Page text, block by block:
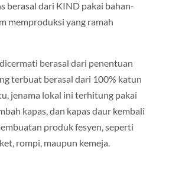
berasal dari KIND pakai bahan-
memproduksi yang ramah
berasal dari penentuan
terbuat berasal dari 100% katun
jenama lokal ini terhitung pakai
kapas, dan kapas daur kembali
produk fesyen, seperti
rompi, maupun kemeja.